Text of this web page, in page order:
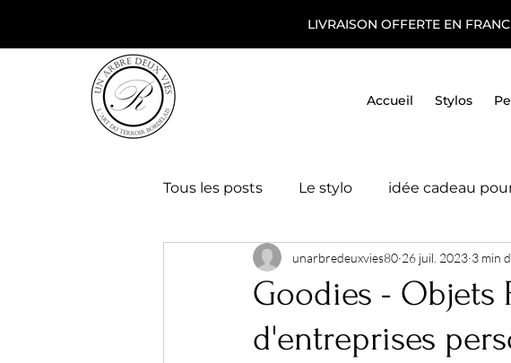
LIVRAISON OFFERTE EN
Accueil Stylos
Tous les posts Le stylo idée cadeau
idées cadeaux maître et maîtresse A
Goodies - Objets
d'entreprises
unarbredeuxvies80 26 juil. 2023 3 min